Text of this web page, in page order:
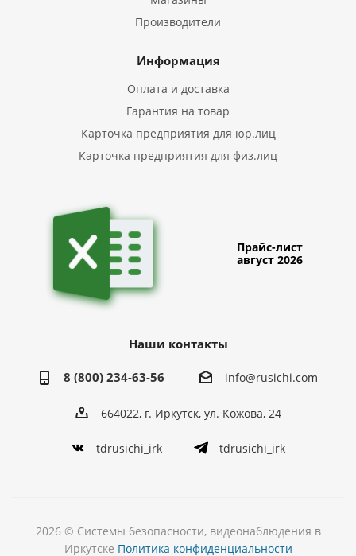
Производители
Информация
Оплата и доставка
Гарантия на товар
Карточка предприятия для юр.лиц
Карточка предприятия для физ.лиц
Прайс-лист
август 2026
Наши контакты
8 (800) 234-63-56 info@rusichi.com
664022, г. Иркутск, ул. Кожова, 24
tdrusichi_irk tdrusichi_irk
2026 © Системы безопасности, видеонаблюдения в
Иркутске Политика конфиденциальности